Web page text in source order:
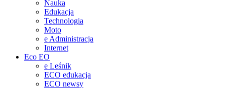
Nauka
Edukacja
Technologia
Moto
e Administracja
Internet
Eco EO
e Leśnik
ECO edukacja
ECO newsy